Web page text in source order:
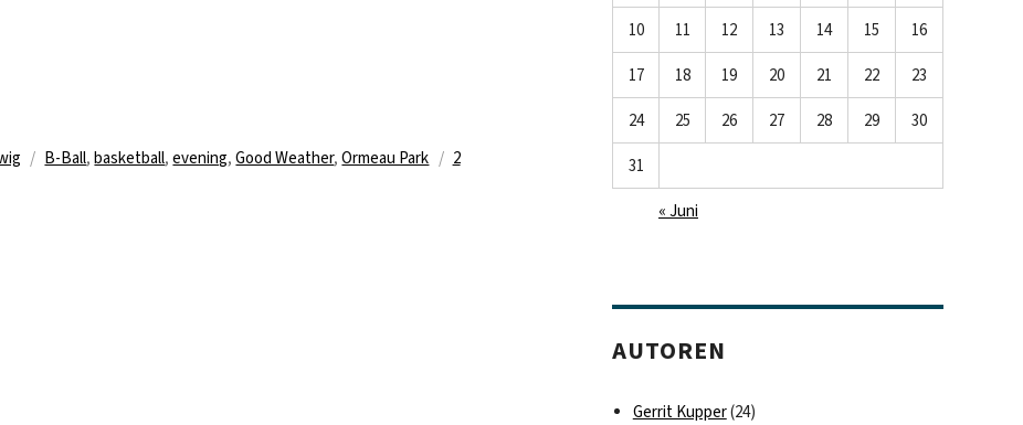
Schlagwörter
B-Ball,basketball,evening,Good Weather,Ormeau Park
2
10 11 12 13 14 15 16
17 18 19 20 21 22 23
24 25 26 27 28 29 30
31
« Juni
AUTOREN
Gerrit Kupper(24)